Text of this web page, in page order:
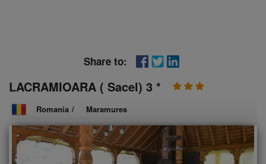
Share to:
LACRAMIOARA ( Sacel) 3 *
Romania / Maramures